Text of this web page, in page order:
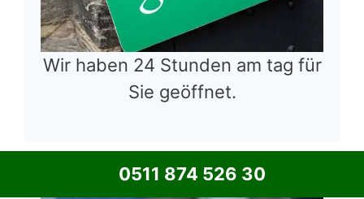
Wir haben 24 Stunden am tag für
Sie geöffnet.
0511 874 526 30